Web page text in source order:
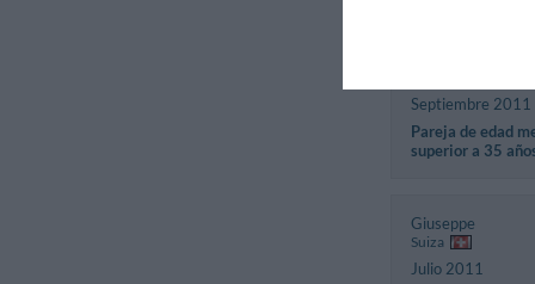
Septiembre 2011
Pareja de edad
superior a 35
Giuseppe
Suiza
Julio 2011